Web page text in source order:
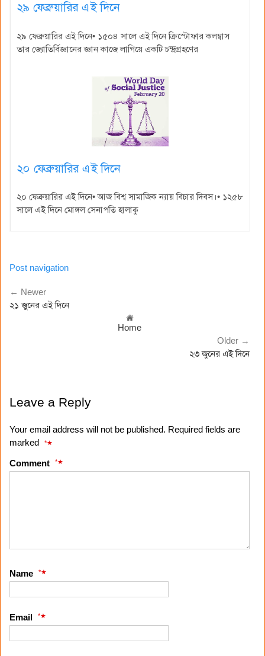
২৯ ফেব্রুয়ারির এই দিনে
২৯ ফেব্রুয়ারির এই দিনে• ১৫০৪ সালে এই দিনে ক্রিস্টোফার কলম্বাস
তার জ্যোতির্বিজ্ঞানের জ্ঞান কাজে লাগিয়ে একটি চন্দ্রগ্রহণের
২০ ফেব্রুয়ারির এই দিনে
২০ ফেব্রুয়ারির এই দিনে• আজ বিশ্ব সামাজিক ন্যায় বিচার দিবস।• ১২৫৮
সালে এই দিনে মোঙ্গল সেনাপতি হালাকু
Post navigation
← Newer
২১ জুনের এই দিনে
Home
Older →
২৩ জুনের এই দিনে
Leave a Reply
Your email address will not be published. Required fields are
marked
*
Comment *
Name *
Email *